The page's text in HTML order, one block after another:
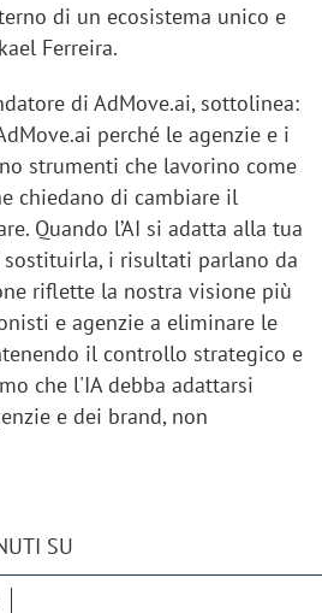
di un ecosistema unico e
Ferreira.
di AdMove.ai, sottolinea:
perché le agenzie e i
strumenti che lavorino come
chiedano di cambiare il
Quando l’AI si adatta alla tua
i risultati parlano da
riflette la nostra visione più
e agenzie a eliminare le
il controllo strategico e
che l'IA debba adattarsi
e dei brand, non
SU